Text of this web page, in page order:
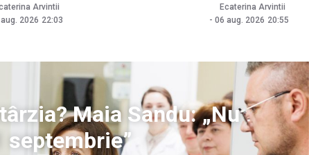
Arvintii
2026 22:03
Ecaterina Arvintii
- 06 aug. 2026 20:55
Maia Sandu: „Nu
septembrie”